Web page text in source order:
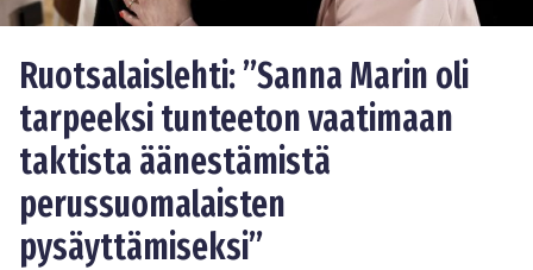
Ruotsalaislehti: ”Sanna Marin oli
tarpeeksi tunteeton vaatimaan
taktista äänestämistä
perussuomalaisten
pysäyttämiseksi”